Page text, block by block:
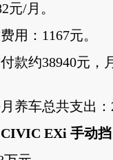
元/月。
：1167元。
约38940元，
车总共支出：
EXi 手动挡